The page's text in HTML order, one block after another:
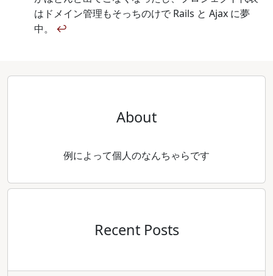
はドメイン管理もそっちのけで Rails と Ajax に夢
中。 ↩
About
例によって個人のなんちゃらです
Recent Posts